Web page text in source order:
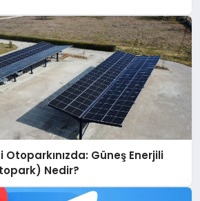
Otoparkınızda: Güneş Enerjili
Nedir?